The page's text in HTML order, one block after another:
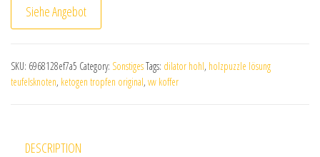
Siehe Angebot
SKU: 6968128ef7a5 Category: SonstigesTags: dilator hohl, holzpuzzle lösung
teufelsknoten, ketogen tropfen original, vw koffer
DESCRIPTION